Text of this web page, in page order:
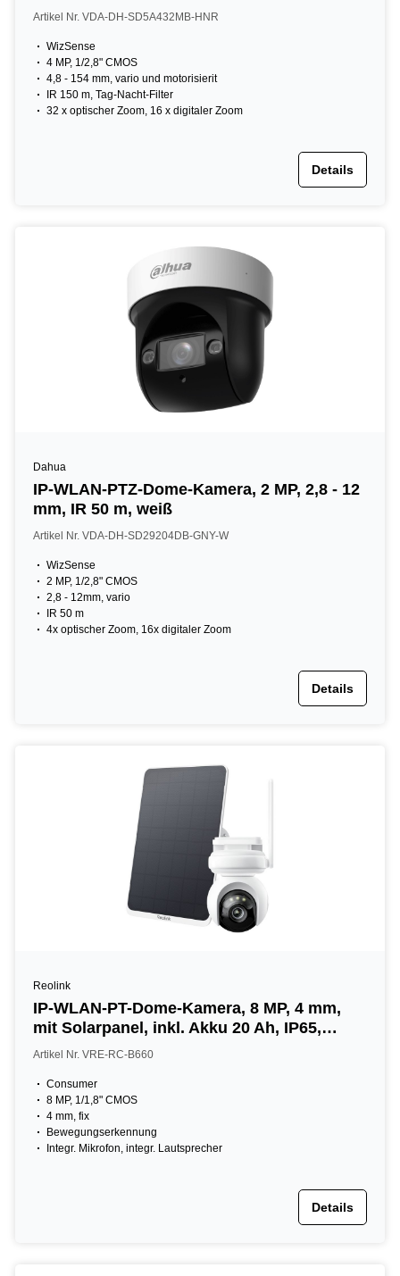
Artikel Nr. VDA-DH-SD5A432MB-HNR
WizSense
4 MP, 1/2,8" CMOS
4,8 - 154 mm, vario und motorisierit
IR 150 m, Tag-Nacht-Filter
32 x optischer Zoom, 16 x digitaler Zoom
Details
Dahua
IP-WLAN-PTZ-Dome-Kamera, 2 MP, 2,8 - 12
mm, IR 50 m, weiß
Artikel Nr. VDA-DH-SD29204DB-GNY-W
WizSense
2 MP, 1/2,8" CMOS
2,8 - 12mm, vario
IR 50 m
4x optischer Zoom, 16x digitaler Zoom
Details
Reolink
IP-WLAN-PT-Dome-Kamera, 8 MP, 4 mm,
mit Solarpanel, inkl. Akku 20 Ah, IP65,
NDAA, weiß
Artikel Nr. VRE-RC-B660
Consumer
8 MP, 1/1,8" CMOS
4 mm, fix
Bewegungserkennung
Integr. Mikrofon, integr. Lautsprecher
Details